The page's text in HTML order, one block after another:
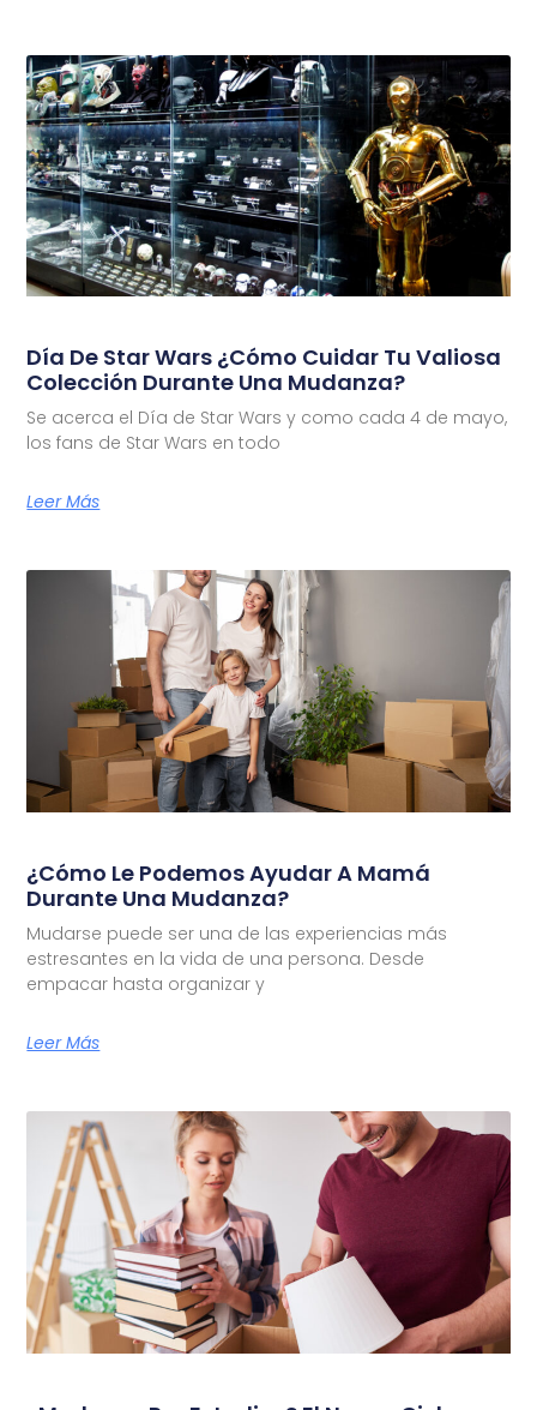
Día De Star Wars ¿Cómo Cuidar Tu Valiosa
Colección Durante Una Mudanza?
Se acerca el Día de Star Wars y como cada 4 de mayo,
los fans de Star Wars en todo
Leer Más
¿Cómo Le Podemos Ayudar A Mamá
Durante Una Mudanza?
Mudarse puede ser una de las experiencias más
estresantes en la vida de una persona. Desde
empacar hasta organizar y
Leer Más